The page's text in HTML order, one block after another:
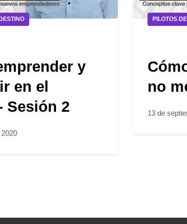
y
en el
Sesión 2
PILOTOS
no
13 de